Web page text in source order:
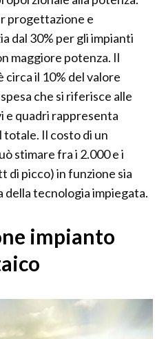
progettazione e
dal 30% per gli impianti
maggiore potenza. Il
il 10% del valore
che si riferisce alle
e quadri rappresenta
totale. Il costo di un
stimare fra i 2.000 e i
di picco) in funzione sia
della tecnologia impiegata.
impianto